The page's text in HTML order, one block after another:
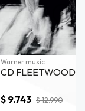
Warner music
CD FLEETWOOD
$ 9.743 $ 12.990